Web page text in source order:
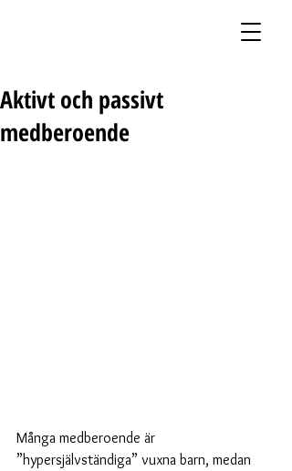
Aktivt och passivt
medberoende
Många medberoende är
”hypersjälvständiga” vuxna barn, medan